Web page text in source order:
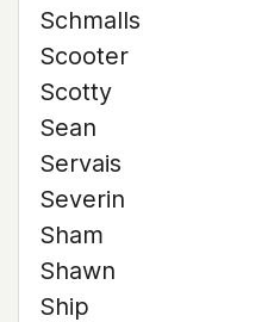
Schmalls
Scooter
Scotty
Sean
Servais
Severin
Sham
Shawn
Ship